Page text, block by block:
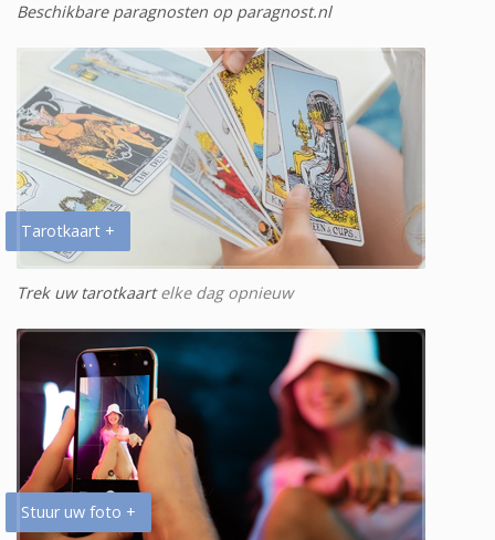
Beschikbare paragnosten op paragnost.nl
Tarotkaart +
Trek uw tarotkaartelke dag opnieuw
Stuur uw foto +